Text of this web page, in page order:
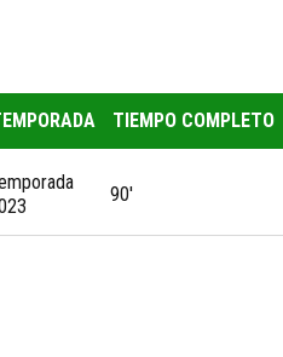
TIEMPO COMPLETO
90'